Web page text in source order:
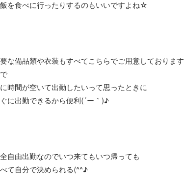
を食べに行ったりするのもいいですよね☆
な備品類や衣装もすべてこちらでご用意しております
時間が空いて出勤したいって思ったときに
に出勤できるから便利(´ー｀)♪
自由出勤なのでいつ来てもいつ帰っても
て自分で決められる(^^♪